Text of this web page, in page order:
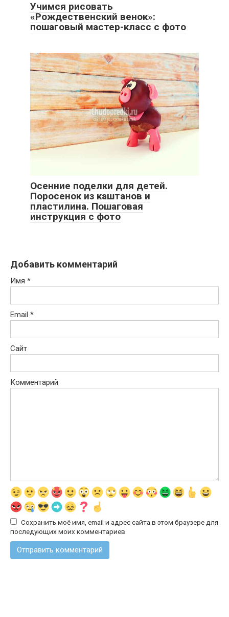
Учимся рисовать
«Рождественский венок»:
пошаговый мастер-класс с фото
Осенние поделки для детей.
Поросенок из каштанов и
пластилина. Пошаговая
инструкция с фото
Добавить комментарий
Имя *
Email *
Сайт
Комментарий
Сохранить моё имя, email и адрес сайта в этом браузере для
последующих моих комментариев.